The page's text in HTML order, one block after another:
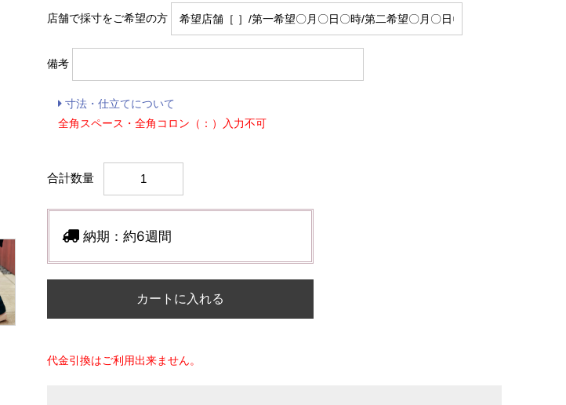
店舗で採寸をご希望の方
備考
寸法・仕立てについて
全角スペース・全角コロン（：）入力不可
合計数量
納期： 約6週間
カートに入れる
代金引換はご利用出来ません。